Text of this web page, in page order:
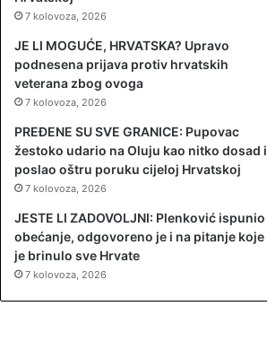
7 kolovoza, 2026
JE LI MOGUĆE, HRVATSKA? Upravo
podnesena prijava protiv hrvatskih
veterana zbog ovoga
7 kolovoza, 2026
PREĐENE SU SVE GRANICE: Pupovac
žestoko udario na Oluju kao nitko dosad i
poslao oštru poruku cijeloj Hrvatskoj
7 kolovoza, 2026
JESTE LI ZADOVOLJNI: Plenković ispunio
obećanje, odgovoreno je i na pitanje koje
je brinulo sve Hrvate
7 kolovoza, 2026